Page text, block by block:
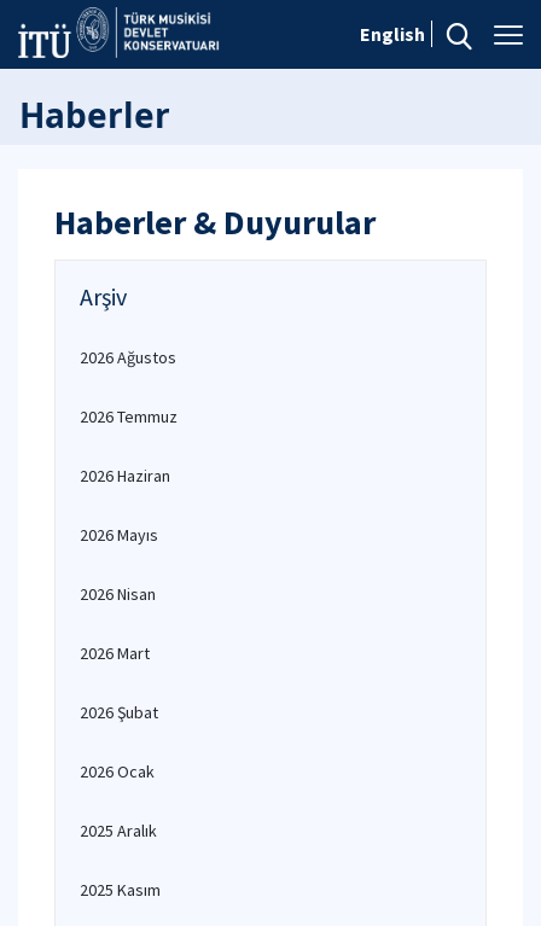
English
Haberler
Haberler & Duyurular
Arşiv
2026 Ağustos
2026 Temmuz
2026 Haziran
2026 Mayıs
2026 Nisan
2026 Mart
2026 Şubat
2026 Ocak
2025 Aralık
2025 Kasım